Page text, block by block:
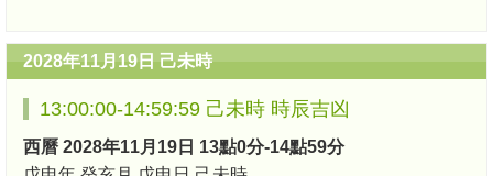
2028年11月19日 己未時
13:00:00-14:59:59 己未時 時辰吉凶
西曆 2028年11月19日 13點0分-14點59分